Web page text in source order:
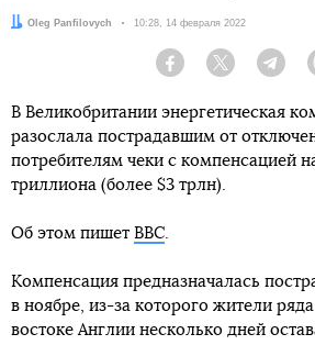
Автор:
Oleg Panfilovych Дата:
10:28, 14 февраля 2022
Facebook Twitter
В Великобритании энергетическая
разослала пострадавшим от
потребителям чеки с компенсацией
триллиона (более $3 трлн).
Об этом пишет BBC.
Компенсация предназначалась
в ноябре, из-за которого жители
востоке Англии несколько дней